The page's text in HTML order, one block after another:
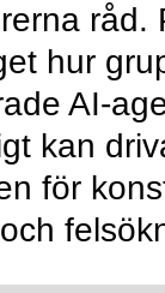
råd.
hur
AI-
kan
för